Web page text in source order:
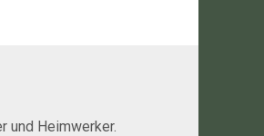
und Heimwerker.